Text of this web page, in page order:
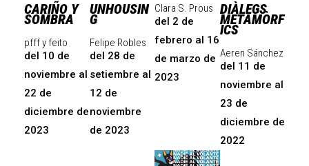
CARIÑO Y
SOMBRA
pfff y feito
del 10 de
noviembre al
22 de
diciembre de
2023
UNHOUSIN
G
Felipe Robles
del 28 de
setiembre al
12 de
noviembre
de 2023
Clara S. Prous
del 2 de
febrero al 16
de marzo de
2023
DIÀLEGS
METAMÒRF
ICS
Aeren Sánchez
del 11 de
noviembre al
23 de
diciembre de
2022